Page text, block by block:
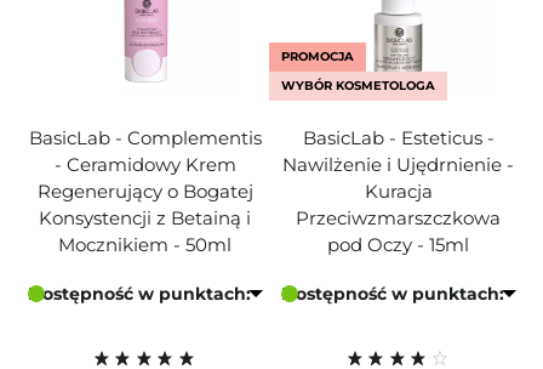
BasicLab - Complementis
- Ceramidowy Krem
Regenerujący o Bogatej
Konsystencji z Betainą i
Mocznikiem - 50ml
Dostępność w punktach:
PROMOCJA
WYBÓR KOSMETOLOGA
BasicLab - Esteticus -
Nawilżenie i Ujędrnienie -
Kuracja
Przeciwzmarszczkowa
pod Oczy - 15ml
Dostępność w punktach: